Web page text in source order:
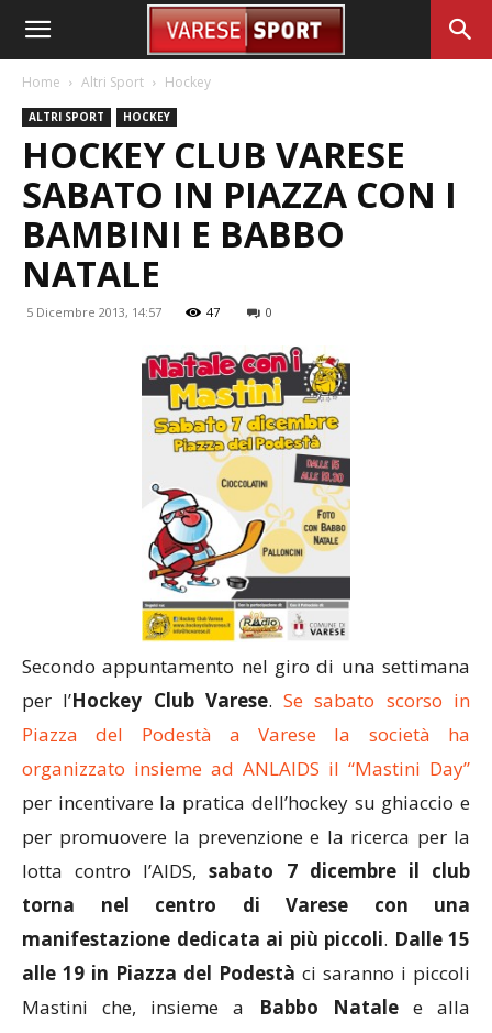
Home Altri Sport Hockey
ALTRI SPORT HOCKEY
HOCKEY CLUB VARESE
SABATO IN PIAZZA CON I
BAMBINI E BABBO
NATALE
5 Dicembre 2013, 14:57 47 0
Secondo appuntamento nel giro di una settimana
per l’Hockey Club Varese.Se sabato scorso in
Piazza del Podestà a Varese la società ha
organizzato insieme ad ANLAIDS il “Mastini Day”
per incentivare la pratica dell’hockey su ghiaccio e
per promuovere la prevenzione e la ricerca per la
lotta contro l’AIDS,sabato 7 dicembre il club
torna nel centro di Varese con una
manifestazione dedicata ai più piccoli. Dalle 15
alle 19 in Piazza del Podestà ci saranno i piccoli
Mastini che, insieme a
Babbo Natalee alla